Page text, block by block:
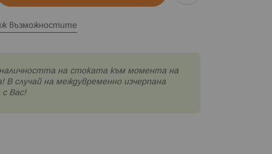
възможностите
на стоката към момента на
В случай на междувременно изчерпана
Вас!